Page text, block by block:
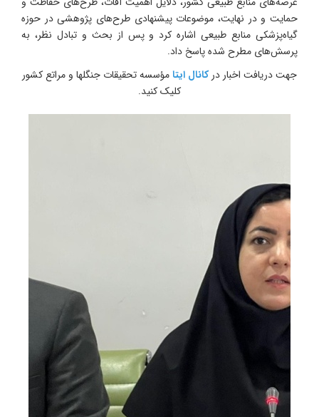
حمایت و در نهایت، موضوعات پیشنهادی طرح‌های پژوهشی در حوزه
گیاه‌پزشکی منابع طبیعی اشاره کرد و پس از بحث و تبادل نظر، به
پرسش‌های مطرح شده پاسخ داد.
جهت دریافت اخبار در کانال ایتا مؤسسه تحقیقات جنگلها و مراتع کشور
کلیک کنید.